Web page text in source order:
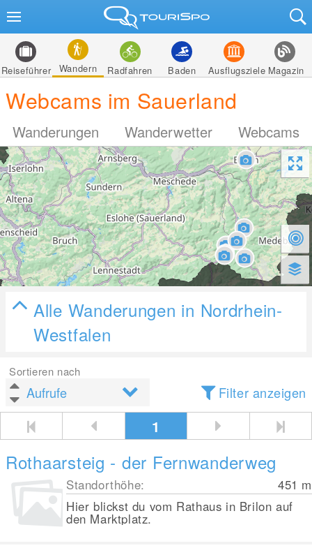
Reiseführer Wandern Radfahren Baden Ausflugsziele Magazin
Webcams im Sauerland
Wanderungen Wanderwetter Webcams
Alle Wanderungen in Nordrhein-
Westfalen
Sortieren nach
Filter anzeigen
1
Rothaarsteig - der Fernwanderweg
Standorthöhe: 451 m
Hier blickst du vom Rathaus in Brilon auf
den Marktplatz.